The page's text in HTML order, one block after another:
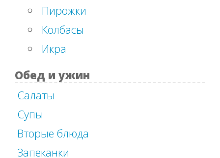
Пирожки
Колбасы
Икра
Обед и ужин
Салаты
Супы
Вторые блюда
Запеканки